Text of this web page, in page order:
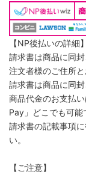
【NP後払いの詳細】
請求書は商品に同
注文者様のご住所
請求書は商品に同
商品代金のお支払
Pay」どこでも可能
請求書の記載事項
い。
【ご注意】